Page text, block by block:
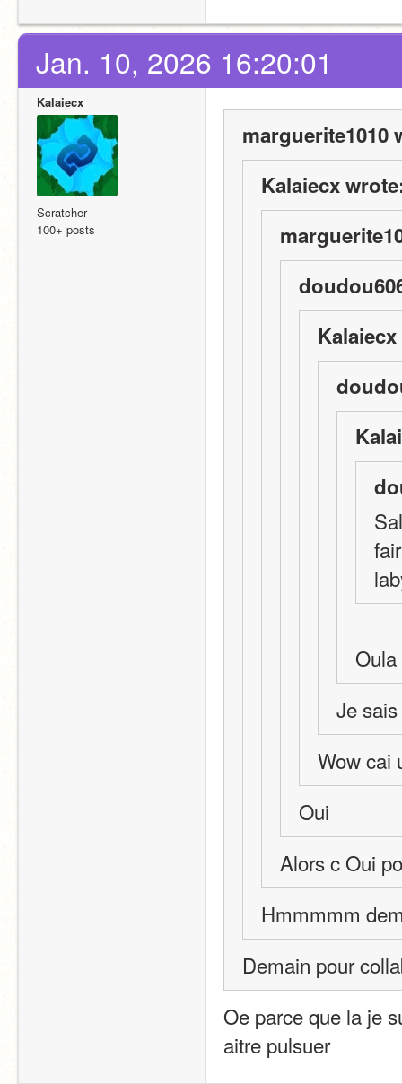
Jan. 10, 2026 16:20:01
Kalaiecx
Scratcher
100+ posts
marguerite1010
Kalaiecx
Je
Wow cai
Oui
Alors c Oui
Hmmmmm
Demain pour
Oe parce que la je
aitre pulsuer